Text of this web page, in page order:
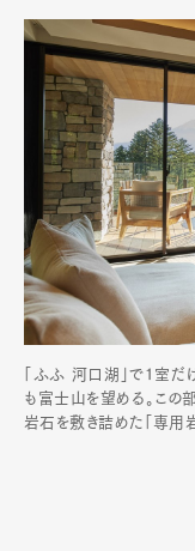
Pen
Official
「ふふ 河口湖」で1室だ
も富士山を望める。この
岩石を敷き詰めた「専用